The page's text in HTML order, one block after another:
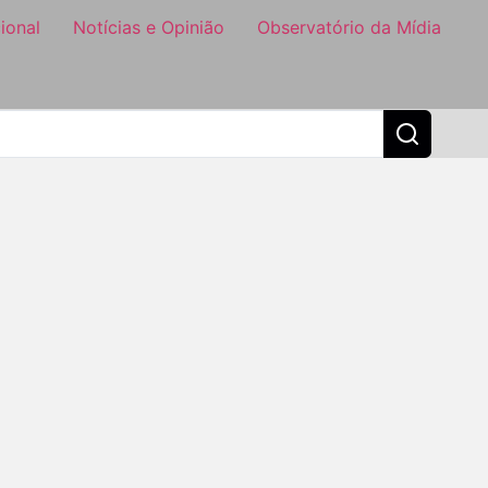
Notícias e Opinião Observatório da Mídia